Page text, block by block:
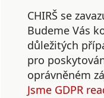
CHIRŠ se
Budeme Vás
důležitých
pro
oprávněném
Jsme GDPR